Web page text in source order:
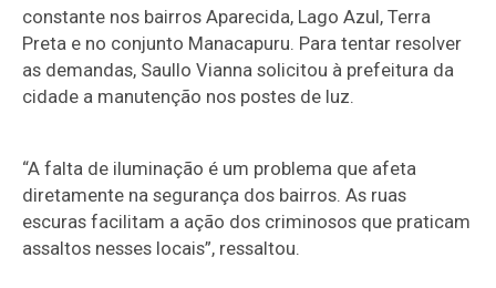
constante nos bairros Aparecida, Lago Azul, Terra
Preta e no conjunto Manacapuru. Para tentar resolver
as demandas, Saullo Vianna solicitou à prefeitura da
cidade a manutenção nos postes de luz.
“A falta de iluminação é um problema que afeta
diretamente na segurança dos bairros. As ruas
escuras facilitam a ação dos criminosos que praticam
assaltos nesses locais”, ressaltou.